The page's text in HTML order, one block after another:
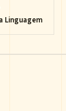
Linguagem